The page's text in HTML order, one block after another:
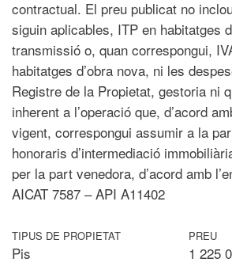
contractual. El preu publicat no
siguin aplicables, ITP en habitatges
transmissió o, quan correspongui,
habitatges d’obra nova, ni les
Registre de la Propietat, gestoria ni
inherent a l’operació que, d’acord
vigent, correspongui assumir a la
honoraris d’intermediació
per la part venedora, d’acord amb
AICAT 7587 – API A11402
TIPUS DE PROPIETAT
Pis
PREU
1 225